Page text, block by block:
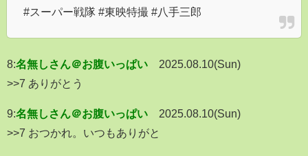
#スーパー戦隊 #東映特撮 #八手三郎
8:名無しさん＠お腹いっぱい
2025.08.10(Sun)
>>7 ありがとう
9:名無しさん＠お腹いっぱい
2025.08.10(Sun)
>>7 おつかれ。いつもありがと